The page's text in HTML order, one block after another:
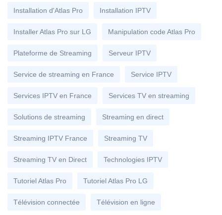
Installation d'Atlas Pro Installation IPTV
Installer Atlas Pro sur LG Manipulation code Atlas Pro
Plateforme de Streaming Serveur IPTV
Service de streaming en France Service IPTV
Services IPTV en France Services TV en streaming
Solutions de streaming Streaming en direct
Streaming IPTV France Streaming TV
Streaming TV en Direct Technologies IPTV
Tutoriel Atlas Pro Tutoriel Atlas Pro LG
Télévision connectée Télévision en ligne